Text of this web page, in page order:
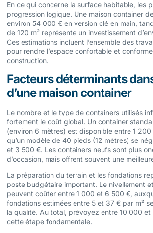
En ce qui concerne la surface habitable, les
progression logique. Une maison container
environ 54 000 € en version clé en main,
de 120 m² représente un investissement
Ces estimations incluent l’ensemble des
pour rendre l’espace confortable et
construction.
Facteurs déterminants
d’une maison container
Le nombre et le type de containers utilisés
fortement le coût global. Un container
(environ 6 mètres) est disponible entre 1
qu’un modèle de 40 pieds (12 mètres) se
et 3 500 €. Les containers neufs sont plus
d’occasion, mais offrent souvent une
La préparation du terrain et les fondations
poste budgétaire important. Le nivellement
peuvent coûter entre 1 000 et 6 500 €,
fondations estimées entre 5 et 37 € par m²
la qualité. Au total, prévoyez entre 10 000
cette étape fondamentale.